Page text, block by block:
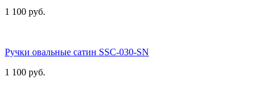
1 100 руб.
Ручки овальные сатин SSC-030-SN
1 100 руб.